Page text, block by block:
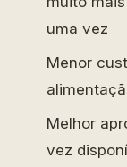
uma vez
Menor
Melhor
vez